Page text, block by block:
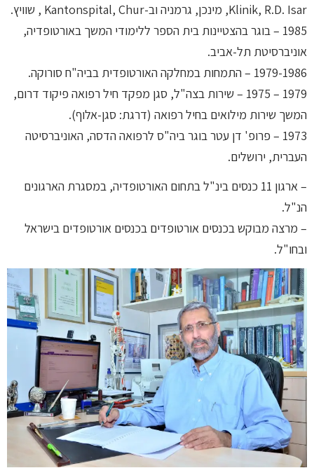
Klinik, R.D. Isar, מינכן, גרמניה וב-Kantonspital, Chur , שוויץ.
1985 – בוגר בהצטיינות בית הספר ללימודי המשך באורטופדיה,
אוניברסיטת תל-אביב.
1979-1986 – התמחות במחלקה האורטופדית בביה"ח סורוקה.
1979 – 1975 – שירות בצה"ל, סגן מפקד חיל רפואה פיקוד דרום,
המשך שירות מילואים בחיל רפואה (דרגת: סגן-אלוף).
1973 – פרופ' דן עטר בוגר ביה"ס לרפואה הדסה, האוניברסיטה
העברית, ירושלים.
– ארגון 11 כנסים בינ"ל בתחום האורטופדיה, במסגרת הארגונים
הנ"ל.
– מרצה מבוקש בכנסים אורטופדים בכנסים אורטופדים בישראל
ובחו"ל.